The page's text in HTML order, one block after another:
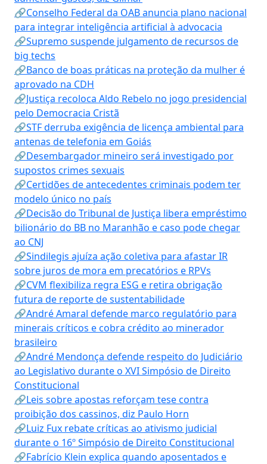
🔗Conselho Federal da OAB anuncia plano nacional
para integrar inteligência artificial à advocacia
🔗Supremo suspende julgamento de recursos de
big techs
🔗Banco de boas práticas na proteção da mulher é
aprovado na CDH
🔗Justiça recoloca Aldo Rebelo no jogo presidencial
pelo Democracia Cristã
🔗STF derruba exigência de licença ambiental para
antenas de telefonia em Goiás
🔗Desembargador mineiro será investigado por
supostos crimes sexuais
🔗Certidões de antecedentes criminais podem ter
modelo único no país
🔗Decisão do Tribunal de Justiça libera empréstimo
bilionário do BB no Maranhão e caso pode chegar
ao CNJ
🔗Sindilegis ajuíza ação coletiva para afastar IR
sobre juros de mora em precatórios e RPVs
🔗CVM flexibiliza regra ESG e retira obrigação
futura de reporte de sustentabilidade
🔗André Amaral defende marco regulatório para
minerais críticos e cobra crédito ao minerador
brasileiro
🔗André Mendonça defende respeito do Judiciário
ao Legislativo durante o XVI Simpósio de Direito
Constitucional
🔗Leis sobre apostas reforçam tese contra
proibição dos cassinos, diz Paulo Horn
🔗Luiz Fux rebate críticas ao ativismo judicial
durante o 16º Simpósio de Direito Constitucional
🔗Fabrício Klein explica quando aposentados e